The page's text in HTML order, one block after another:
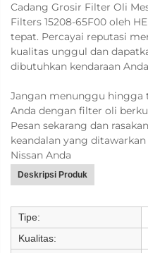
Cadang Grosir Filter Oli
Filters 15208-65F00 oleh
tepat. Percayai reputasi
kualitas unggul dan
dibutuhkan kendaraan
Jangan menunggu
Anda dengan filter oli
Pesan sekarang dan
keandalan yang
Nissan Anda
Deskripsi Produk
Tipe:
Kualitas: